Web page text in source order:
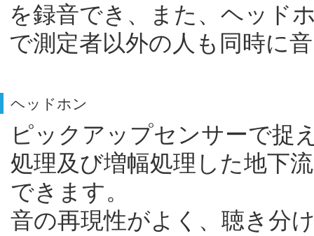
を録音でき、また、ヘッド
で測定者以外の人も同時に
ヘッドホン
ピックアップセンサーで捉
処理及び増幅処理した地下
できます。
音の再現性がよく、聴き分